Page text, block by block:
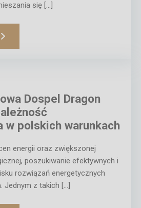
się […]
Dospel Dragon
w polskich warunkach
energii oraz zwiększonej
poszukiwanie efektywnych i
rozwiązań energetycznych
Jednym z takich […]